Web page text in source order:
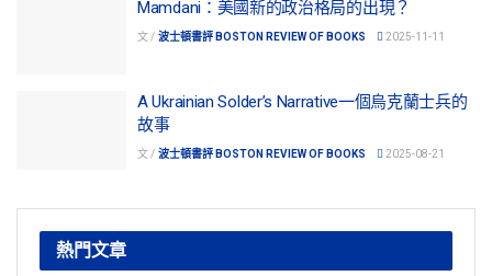
Mamdani：美國新的政治格局的出現？
文 / 波士頓書評 BOSTON REVIEW OF BOOKS 2025-11-11
A Ukrainian Solder’s Narrative一個烏克蘭士兵的
故事
文 / 波士頓書評 BOSTON REVIEW OF BOOKS 2025-08-21
熱門文章